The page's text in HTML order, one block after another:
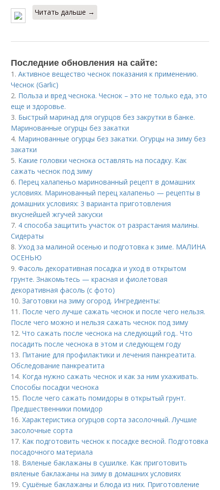
Читать дальше →
Последние обновления на сайте:
1.Активное вещество чеснок показания к применению.
Чеснок (Garlic)
2. Польза и вред чеснока. Чеснок – это не только еда, это
еще и здоровье.
3. Быстрый маринад для огурцов без закрутки в банке.
Маринованные огурцы без закатки
4. Маринованные огурцы без закатки. Огурцы на зиму без
закатки
5. Какие головки чеснока оставлять на посадку. Как
сажать чеснок под зиму
6. Перец халапеньо маринованный рецепт в домашних
условиях. Маринованный перец халапеньо — рецепты в
домашних условиях: 3 варианта приготовления
вкуснейшей жгучей закуски
7. 4 способа защитить участок от разрастания малины.
Сидераты
8.Уход за малиной осенью и подготовка к зиме. МАЛИНА
ОСЕНЬЮ
9.Фасоль декоративная посадка и уход в открытом
грунте. Знакомьтесь — красная и фиолетовая
декоративная фасоль (с фото)
10.Заготовки на зиму огород. Ингредиенты:
11. После чего лучше сажать чеснок и после чего нельзя.
После чего можно и нельзя сажать чеснок под зиму
12.Что сажать после чеснока на следующий год.. Что
посадить после чеснока в этом и следующем году
13. Питание для профилактики и лечения панкреатита.
Обследование панкреатита
14. Когда нужно сажать чеснок и как за ним ухаживать.
Способы посадки чеснока
15. После чего сажать помидоры в открытый грунт.
Предшественники помидор
16.Характеристика огурцов сорта засолочный. Лучшие
засолочные сорта
17. Как подготовить чеснок к посадке весной. Подготовка
посадочного материала
18. Вяленые баклажаны в сушилке. Как приготовить
вяленые баклажаны на зиму в домашних условиях
19.Сушёные баклажаны и блюда из них. Приготовление